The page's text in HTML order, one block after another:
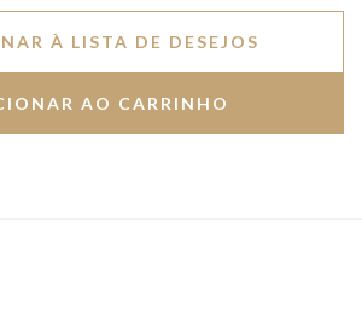
À LISTA DE DESEJOS